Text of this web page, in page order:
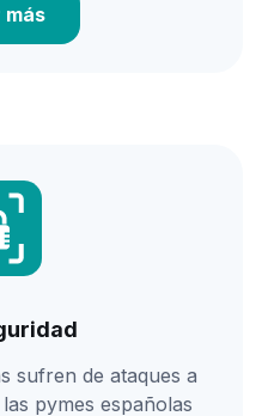
más
sufren de ataques a
pymes españolas